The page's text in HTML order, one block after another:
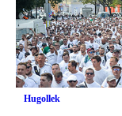
Hugollek